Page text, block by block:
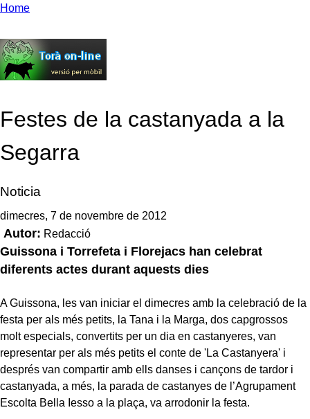
Home
Festes de la castanyada a la
Segarra
Noticia
dimecres, 7 de novembre de 2012
Autor: Redacció
Guissona i Torrefeta i Florejacs han celebrat
diferents actes durant aquests dies
A Guissona, les van iniciar el dimecres amb la celebració de la
festa per als més petits, la Tana i la Marga, dos capgrossos
molt especials, convertits per un dia en castanyeres, van
representar per als més petits el conte de 'La Castanyera' i
després van compartir amb ells danses i cançons de tardor i
castanyada, a més, la parada de castanyes de l’Agrupament
Escolta Bella Iesso a la plaça, va arrodonir la festa.